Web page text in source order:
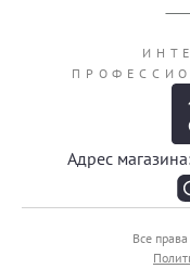
Адрес
Все